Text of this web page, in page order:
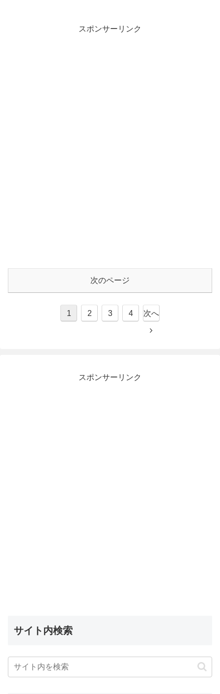
スポンサーリンク
次のページ
1 2 3 4 次へ
スポンサーリンク
サイト内検索